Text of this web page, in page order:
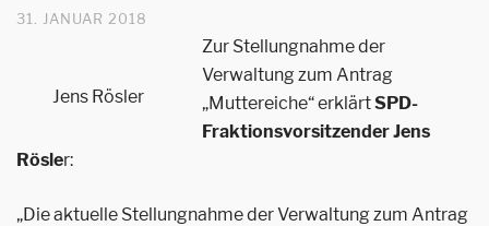
31. JANUAR 2018
Jens Rösler
Zur Stellungnahme der
Verwaltung zum Antrag
„Muttereiche“ erklärtSPD-
Fraktionsvorsitzender Jens
Rösler:
„Die aktuelle Stellungnahme der Verwaltung zum Antrag